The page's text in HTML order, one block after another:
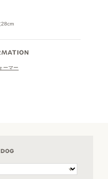
28cm
ーマー